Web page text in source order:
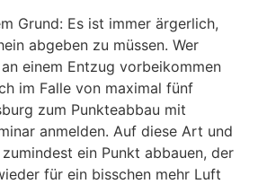
Grund: Es ist immer ärgerlich,
abgeben zu müssen. Wer
einem Entzug vorbeikommen
im Falle von maximal fünf
zum Punkteabbau mit
anmelden. Auf diese Art und
ein Punkt abbauen, der
für ein bisschen mehr Luft